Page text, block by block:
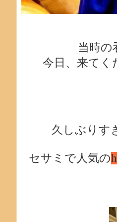
当時の
今日、来てく
久しぶりす
セサミで人気の